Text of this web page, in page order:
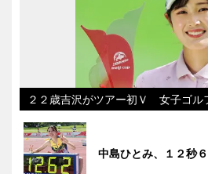
２２歳吉沢がツアー初Ｖ 女子ゴル
中島ひとみ、１２秒